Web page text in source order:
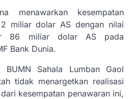
menawarkan kesempatan
miliar dolar AS dengan nilai
86 miliar dolar AS pada
Bank Dunia.
BUMN Sahala Lumban Gaol
tidak menargetkan realisasi
kesempatan penawaran ini,